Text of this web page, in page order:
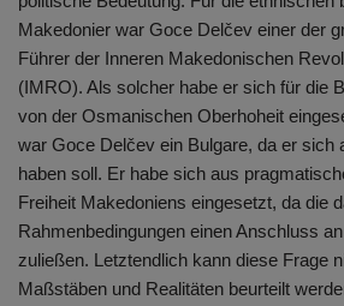
Makedonier war Goce Delčev einer der
Führer der Inneren Makedonischen
(IMRO). Als solcher habe er sich für die
von der Osmanischen Oberhoheit
war Goce Delčev ein Bulgare, da er sich
haben soll. Er habe sich aus
Freiheit Makedoniens eingesetzt, da die
Rahmenbedingungen einen Anschluss
zuließen. Letztendlich kann diese Frage
Maßstäben und Realitäten beurteilt